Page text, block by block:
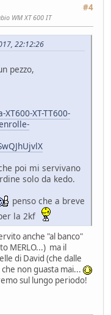
#4
WM XT 600 IT
22:12:26
pezzo,
XT-TT600-
poi mi servivano
solo da kedo.
penso che a breve
la 2kf
anche "al banco"
MERLO...) ma il
di David (che dalle
non guasta mai...
sul lungo periodo!